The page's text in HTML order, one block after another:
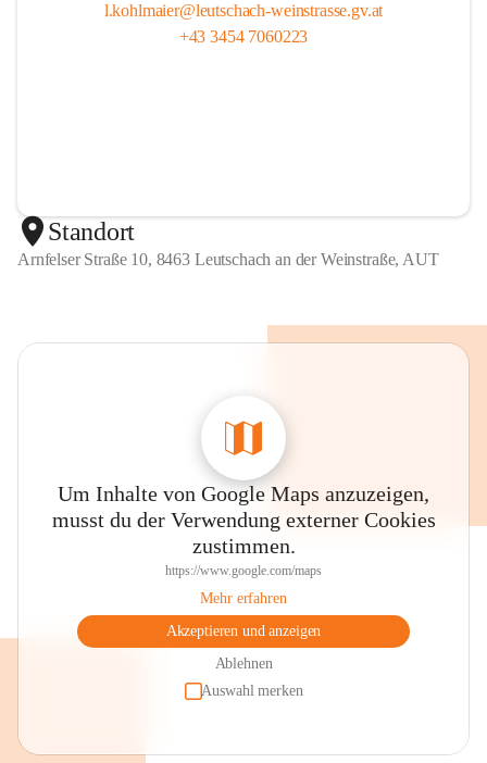
l.kohlmaier@leutschach-weinstrasse.gv.at
+43 3454 7060223
Standort
Arnfelser Straße 10, 8463 Leutschach an der Weinstraße, AUT
Um Inhalte von Google Maps anzuzeigen,
musst du der Verwendung externer Cookies
zustimmen.
https://www.google.com/maps
Mehr erfahren
Akzeptieren und anzeigen
Ablehnen
Auswahl merken